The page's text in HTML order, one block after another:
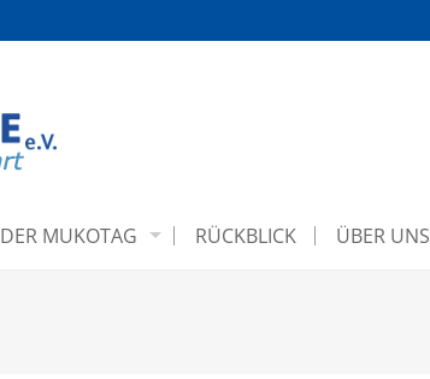
DER MUKOTAG RÜCKBLICK ÜBER UNS